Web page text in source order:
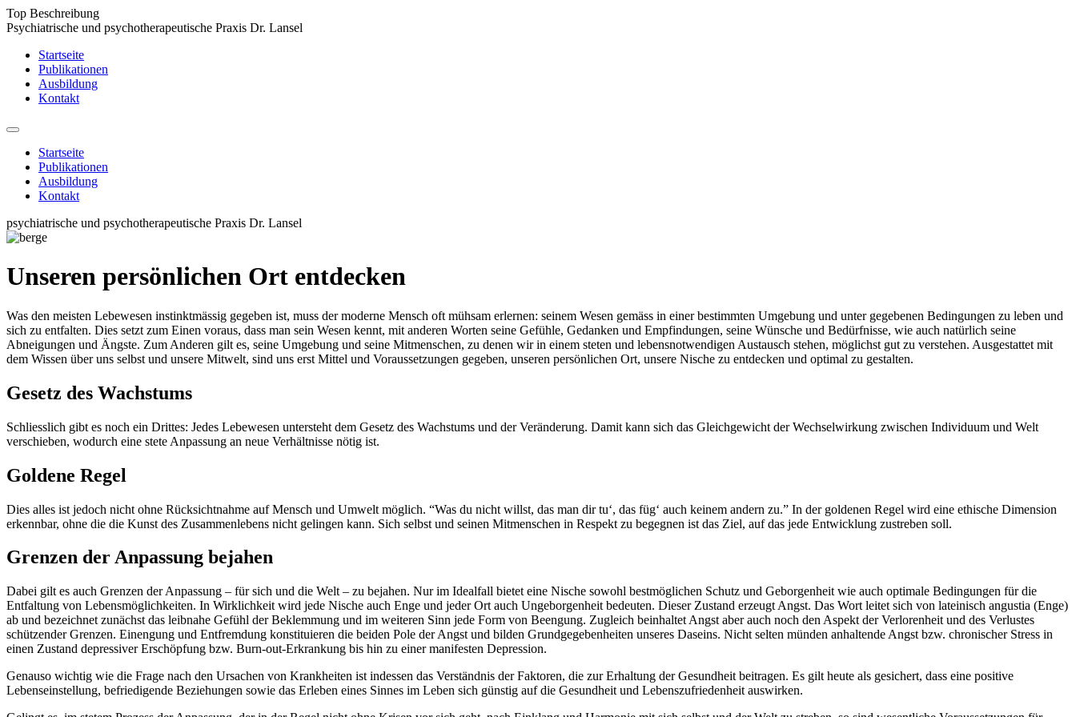
Top Beschreibung
Psychiatrische und psychotherapeutische Praxis Dr. Lansel
Startseite
Publikationen
Ausbildung
Kontakt
Startseite
Publikationen
Ausbildung
Kontakt
psychiatrische und psychotherapeutische Praxis Dr. Lansel
Unseren persönlichen Ort entdecken
Was den meisten Lebewesen instinktmässig gegeben ist, muss der moderne Mensch oft mühsam erlernen: seinem Wesen gemäss in einer bestimmten Umgebung und unter gegebenen Bedingungen zu leben und
sich zu entfalten. Dies setzt zum Einen voraus, dass man sein Wesen kennt, mit anderen Worten seine Gefühle, Gedanken und Empfindungen, seine Wünsche und Bedürfnisse, wie auch natürlich seine
Abneigungen und Ängste. Zum Anderen gilt es, seine Umgebung und seine Mitmenschen, zu denen wir in einem steten und lebensnotwendigen Austausch stehen, möglichst gut zu verstehen. Ausgestattet mit
dem Wissen über uns selbst und unsere Mitwelt, sind uns erst Mittel und Voraussetzungen gegeben, unseren persönlichen Ort, unsere Nische zu entdecken und optimal zu gestalten.
Gesetz des Wachstums
Schliesslich gibt es noch ein Drittes: Jedes Lebewesen untersteht dem Gesetz des Wachstums und der Veränderung. Damit kann sich das Gleichgewicht der Wechselwirkung zwischen Individuum und Welt
verschieben, wodurch eine stete Anpassung an neue Verhältnisse nötig ist.
Goldene Regel
Dies alles ist jedoch nicht ohne Rücksichtnahme auf Mensch und Umwelt möglich. “Was du nicht willst, das man dir tu‘, das füg‘ auch keinem andern zu.” In der goldenen Regel wird eine ethische Dimension
erkennbar, ohne die die Kunst des Zusammenlebens nicht gelingen kann. Sich selbst und seinen Mitmenschen in Respekt zu begegnen ist das Ziel, auf das jede Entwicklung zustreben soll.
Grenzen der Anpassung bejahen
Dabei gilt es auch Grenzen der Anpassung – für sich und die Welt – zu bejahen. Nur im Idealfall bietet eine Nische sowohl bestmöglichen Schutz und Geborgenheit wie auch optimale Bedingungen für die
Entfaltung von Lebensmöglichkeiten. In Wirklichkeit wird jede Nische auch Enge und jeder Ort auch Ungeborgenheit bedeuten. Dieser Zustand erzeugt Angst. Das Wort leitet sich von lateinisch angustia (Enge)
ab und bezeichnet zunächst das leibnahe Gefühl der Beklemmung und im weiteren Sinn jede Form von Beengung. Zugleich beinhaltet Angst aber auch noch den Aspekt der Verlorenheit und des Verlustes
schützender Grenzen. Einengung und Entfremdung konstituieren die beiden Pole der Angst und bilden Grundgegebenheiten unseres Daseins. Nicht selten münden anhaltende Angst bzw. chronischer Stress in
einen Zustand depressiver Erschöpfung bzw. Burn-out-Erkrankung bis hin zu einer manifesten Depression.
Genauso wichtig wie die Frage nach den Ursachen von Krankheiten ist indessen das Verständnis der Faktoren, die zur Erhaltung der Gesundheit beitragen. Es gilt heute als gesichert, dass eine positive
Lebenseinstellung, befriedigende Beziehungen sowie das Erleben eines Sinnes im Leben sich günstig auf die Gesundheit und Lebenszufriedenheit auswirken.